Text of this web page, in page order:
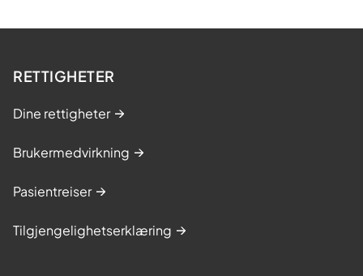
RETTIGHETER
Dine rettigheter
Brukermedvirkning
Pasientreiser
Tilgjengelighetserklæring